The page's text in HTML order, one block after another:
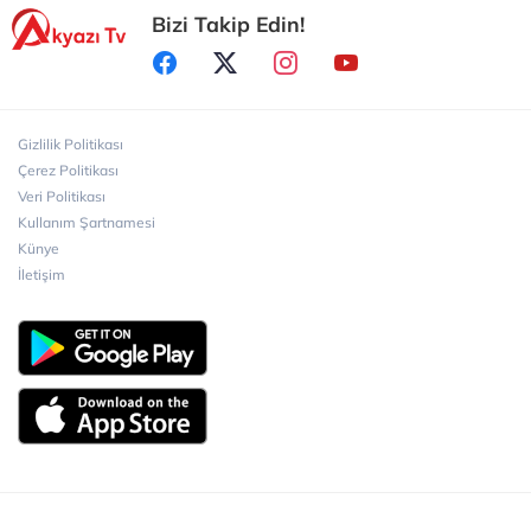
Sakarya Büyükşehir Belediyesi’nden Özel
Gereksinimli Gençlere Güvenli Yaşam
Bizi Takip Edin!
Gizlilik Politikası
Çerez Politikası
Veri Politikası
Kullanım Şartnamesi
Künye
İletişim